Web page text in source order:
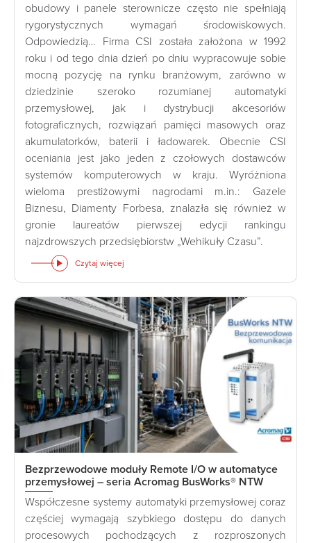
obudowy i panele sterownicze często nie spełniają
rygorystycznych wymagań środowiskowych.
Odpowiedzią… Firma CSI została założona w 1992
roku i od tego dnia dzień po dniu wypracowuje sobie
mocną pozycję na rynku branżowym, zarówno w
dziedzinie szeroko rozumianej automatyki
przemysłowej, jak i dystrybucji akcesoriów
fotograficznych, rozwiązań pamięci masowych oraz
akumulatorków, baterii i ładowarek. Obecnie CSI
oceniania jest jako jeden z czołowych dostawców
systemów komputerowych w kraju. Wyróżniona
wieloma prestiżowymi nagrodami m.in.: Gazele
Biznesu, Diamenty Forbesa, znalazła się również w
gronie laureatów pierwszej edycji rankingu
najzdrowszych przedsiębiorstw „Wehikuły Czasu”.
Czytaj więcej
Bezprzewodowe moduły Remote I/O w automatyce
przemysłowej – seria Acromag BusWorks® NTW
Współczesne systemy automatyki przemysłowej coraz
częściej wymagają szybkiego dostępu do danych
procesowych pochodzących z rozproszonych